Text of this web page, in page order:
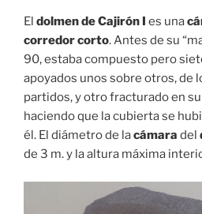
El dolmen de Cajirón I es una
corredor corto. Antes de su
90, estaba compuesto pero
apoyados unos sobre otros, de
partidos, y otro fracturado en
haciendo que la cubierta se
él. El diámetro de lacámara del
de 3 m. y la altura máxima